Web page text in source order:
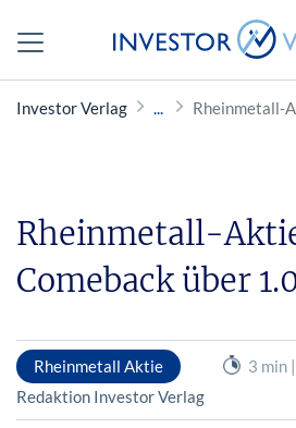
Investor Verlag Rheinmetall-
Rheinmetall-
Comeback über
Rheinmetall Aktie
3 min
Redaktion Investor Verlag